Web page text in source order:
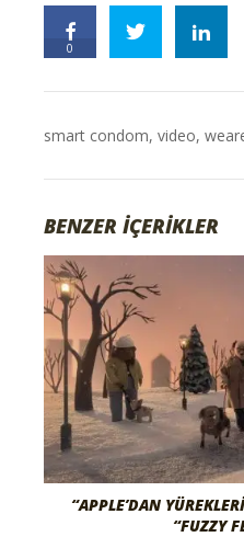
0
smart condom,video,
BENZER İÇERİKLER
“APPLE’DAN
“FUZZY